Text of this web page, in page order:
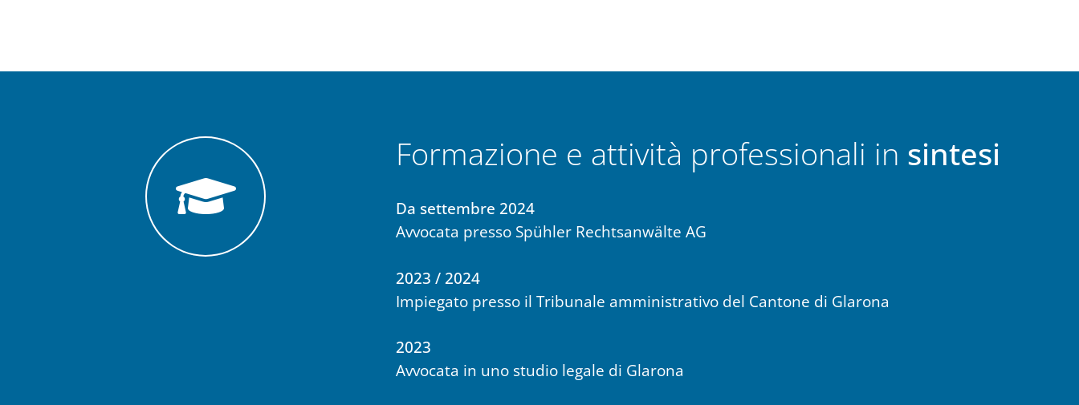
Formazione e attività professionali in sintesi
Da settembre 2024
Avvocata presso Spühler Rechtsanwälte AG
2023 / 2024
Impiegato presso il Tribunale amministrativo del Cantone di Glarona
2023
Avvocata in uno studio legale di Glarona